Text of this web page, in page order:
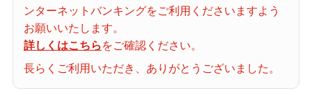
宝くじの購入・照会
宝くじ商品一覧
ンターネットバンキングをご利用くださいますよう
お願いいたします。
詳しくはこちら をご確認ください。
長らくご利用いただき、ありがとうございました。